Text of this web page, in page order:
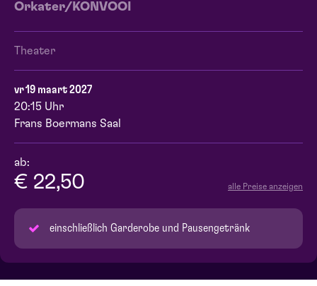
Orkater/KONVOOI
Theater
vr 19 maart 2027
20:15 Uhr
Frans Boermans Saal
ab:
€ 22,50 alle Preise anzeigen
einschließlich Garderobe und Pausengetränk